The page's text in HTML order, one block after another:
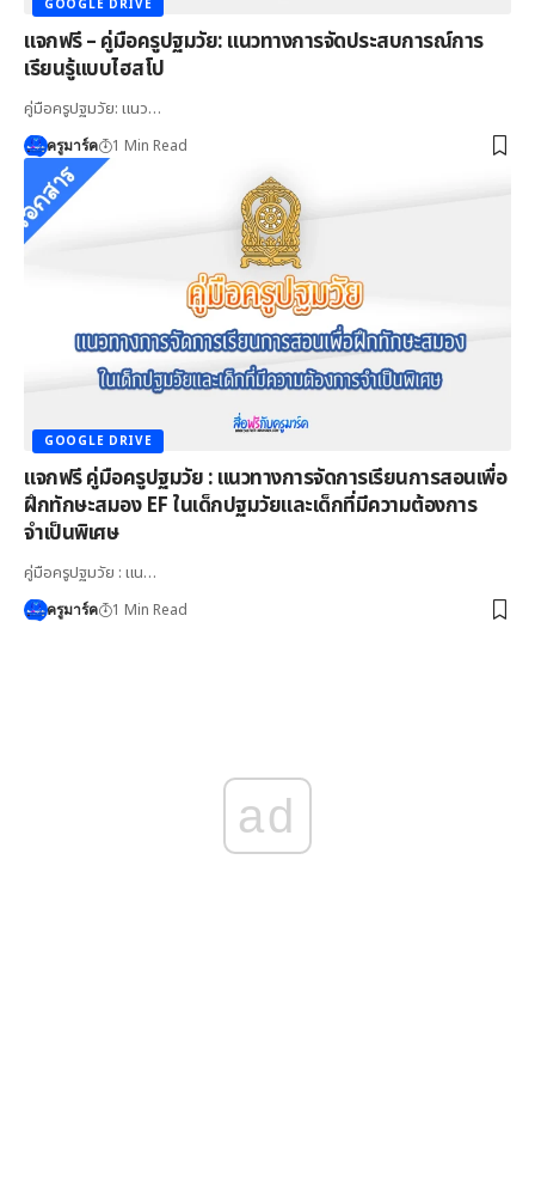
GOOGLE DRIVE
แจกฟรี – คู่มือครูปฐมวัย: แนวทางการจัดประสบการณ์การ
เรียนรู้แบบไฮสโป
คู่มือครูปฐมวัย: แนว…
ครูมาร์ค 1 Min Read
GOOGLE DRIVE
แจกฟรี คู่มือครูปฐมวัย : แนวทางการจัดการเรียนการสอนเพื่อ
ฝึกทักษะสมอง EF ในเด็กปฐมวัยและเด็กที่มีความต้องการ
จำเป็นพิเศษ
คู่มือครูปฐมวัย : แน…
ครูมาร์ค 1 Min Read
ad